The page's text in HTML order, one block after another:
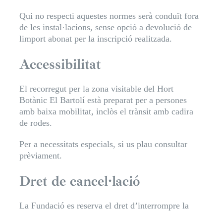
Qui no respecti aquestes normes serà conduït fora
de les instal·lacions, sense opció a devolució de
limport abonat per la inscripció realitzada.
Accessibilitat
El recorregut per la zona visitable del Hort
Botànic El Bartolíestà preparat per a persones
amb baixa mobilitat, inclòs el trànsit amb cadira
de rodes.
Per a necessitats especials, si us plau consultar
prèviament.
Dret de cancel·lació
La Fundació es reserva el dret d’interrompre la